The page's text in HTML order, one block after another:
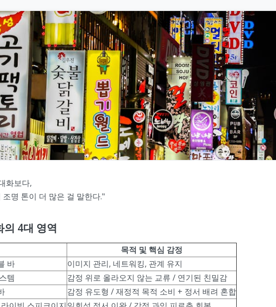
화보다,
명 톤이 더 많은 걸 말한다."
4대 영역
목적 및 핵심 감정
바
이미지 관리, 네트워킹, 관계 유지
템
감정 위로 올라오지 않는 교류 / 연기된 친밀감
감정 유도형 / 재정적 목적 소비 + 정서 배려 혼합